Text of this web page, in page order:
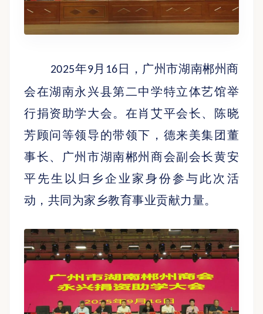
2025年9 月 16 日，广州市湖南郴州商
会在湖南永兴县第二中学特立体艺馆举
行捐资助学大会。 在肖艾平会长、陈晓
芳顾问等领导的带领下， 德来美集团董
事长、广州市湖南郴州商会副会长黄安
平先生以归乡企业家身份参与此次活
动，共同为家乡教育事业贡献力量。